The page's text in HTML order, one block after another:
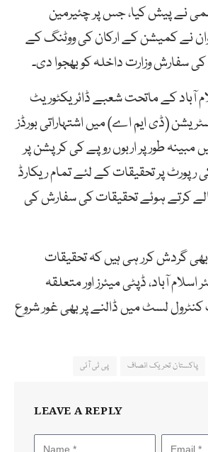
نے پیش کیا، جس پر چئیرمین
نے کمیشن کے ارکان کی ووٹنگ کے
سفارش وزارت داخلہ کو بھجوا دی۔
آباد کے ماتحت شعبے ڈائریکٹوریٹ
(ڈی ایم اے) میں اشتہاراتی بورڈز
طور پر اربوں روپے کی کرپشن پر
پر تحقیقات کے لئے تمام ریکارڈ
کرتے ہوئے تحقیقات کی سفارش کی
گردش کرر ہی ہیں کہ تحقیقات
آباد، ڈپٹی میئرز اور متعلقہ
کنٹرول لسٹ میں ڈالنے پر بھی غور شروع
پاکستان تحریک انصاف پی ٹی آئی
LEAVE A REPLY